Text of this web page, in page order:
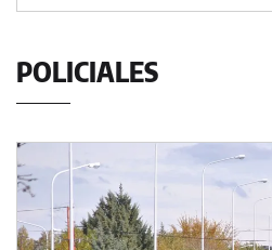
POLICIALES